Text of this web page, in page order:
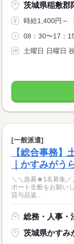
茨城県稲敷郡
時給1,400円～
08：30〜17：
土曜日 日曜日
[一般派遣]
【総合事務】
｜かすみがう
＼＼急募★1名募集／／ 【お仕事内容】 製造工場にて人事業
ポート全般をお願いします。 ・入社準備、貸与品
貸与品返...
総務・人事・
茨城県かすみ